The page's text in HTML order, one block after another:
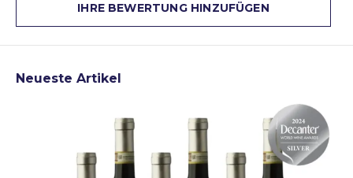
IHRE BEWERTUNG HINZUFÜGEN
Neueste Artikel